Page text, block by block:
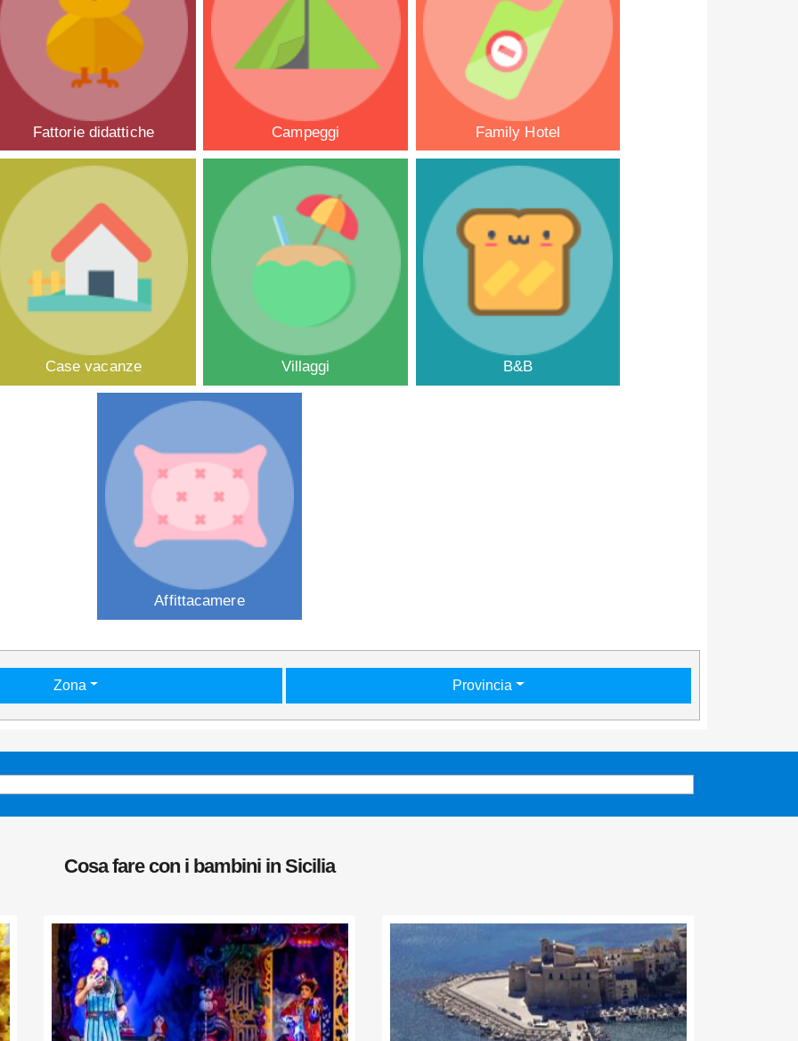
Fattorie didattiche Campeggi Family Hotel
Case vacanze Villaggi B&B
Affittacamere
Zona Provincia
Cosa fare con i bambini in Sicilia